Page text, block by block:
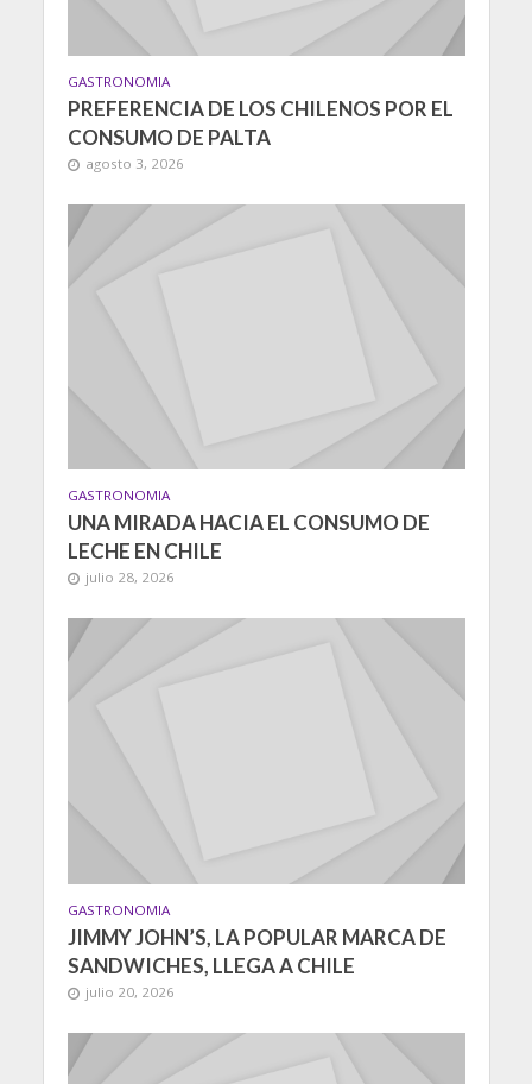
GASTRONOMIA
PREFERENCIA DE LOS CHILENOS POR EL
CONSUMO DE PALTA
agosto 3, 2026
GASTRONOMIA
UNA MIRADA HACIA EL CONSUMO DE
LECHE EN CHILE
julio 28, 2026
GASTRONOMIA
JIMMY JOHN’S, LA POPULAR MARCA DE
SANDWICHES, LLEGA A CHILE
julio 20, 2026